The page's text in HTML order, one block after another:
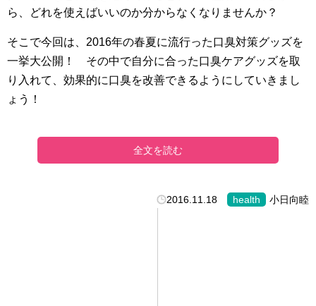
ら、どれを使えばいいのか分からなくなりませんか？
そこで今回は、2016年の春夏に流行った口臭対策グッズを
一挙大公開！ その中で自分に合った口臭ケアグッズを取
り入れて、効果的に口臭を改善できるようにしていきまし
ょう！
全文を読む
2016.11.18 health 小日向睦